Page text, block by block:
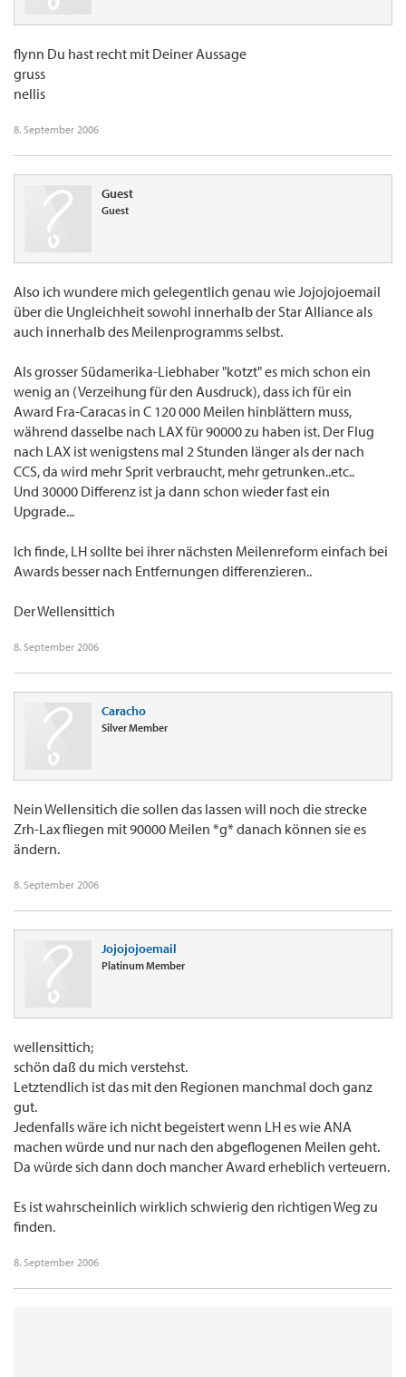
flynn Du hast recht mit Deiner Aussage
gruss
nellis
8. September 2006
Guest
Guest
Also ich wundere mich gelegentlich genau wie Jojojojoemail
über die Ungleichheit sowohl innerhalb der Star Alliance als
auch innerhalb des Meilenprogramms selbst.
Als grosser Südamerika-Liebhaber "kotzt" es mich schon ein
wenig an (Verzeihung für den Ausdruck), dass ich für ein
Award Fra-Caracas in C 120 000 Meilen hinblättern muss,
während dasselbe nach LAX für 90000 zu haben ist. Der Flug
nach LAX ist wenigstens mal 2 Stunden länger als der nach
CCS, da wird mehr Sprit verbraucht, mehr getrunken..etc..
Und 30000 Differenz ist ja dann schon wieder fast ein
Upgrade...
Ich finde, LH sollte bei ihrer nächsten Meilenreform einfach bei
Awards besser nach Entfernungen differenzieren..
Der Wellensittich
8. September 2006
Caracho
Silver Member
Nein Wellensitich die sollen das lassen will noch die strecke
Zrh-Lax fliegen mit 90000 Meilen *g* danach können sie es
ändern.
8. September 2006
Jojojojoemail
Platinum Member
wellensittich;
schön daß du mich verstehst.
Letztendlich ist das mit den Regionen manchmal doch ganz
gut.
Jedenfalls wäre ich nicht begeistert wenn LH es wie ANA
machen würde und nur nach den abgeflogenen Meilen geht.
Da würde sich dann doch mancher Award erheblich verteuern.
Es ist wahrscheinlich wirklich schwierig den richtigen Weg zu
finden.
8. September 2006